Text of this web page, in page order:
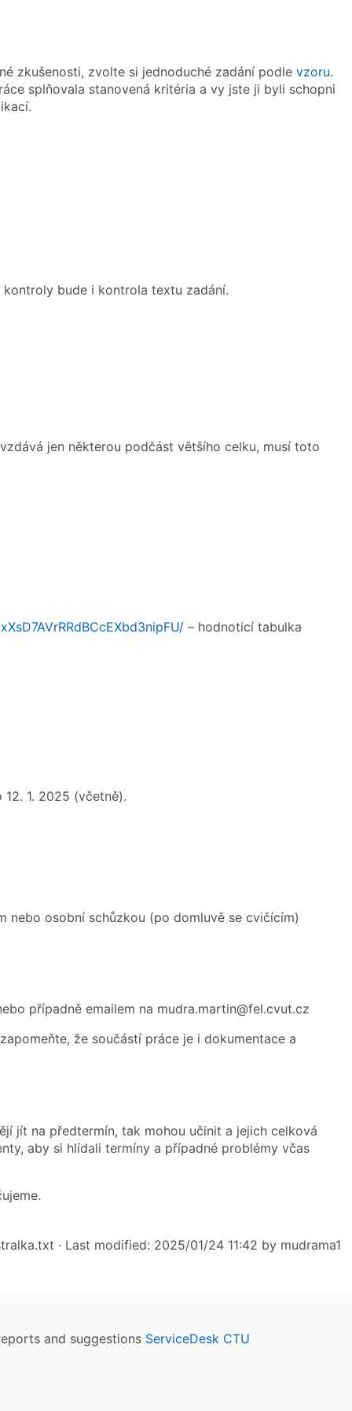
zkušenosti, zvolte si jednoduché zadání podle vzoru.
splňovala stanovená kritéria a vy jste ji byli schopni
bude i kontrola textu zadání.
jen některou podčást většího celku, musí toto
– hodnoticí tabulka
1. 2025 (včetně).
nebo osobní schůzkou (po domluvě se cvičícím)
případně emailem na mudra.martin@fel.cvut.cz
že součástí práce je i dokumentace a
jít na předtermín, tak mohou učinit a jejich celková
aby si hlídali termíny a případné problémy včas
· Last modified: 2025/01/24 11:42 by mudrama1
and suggestions ServiceDesk CTU